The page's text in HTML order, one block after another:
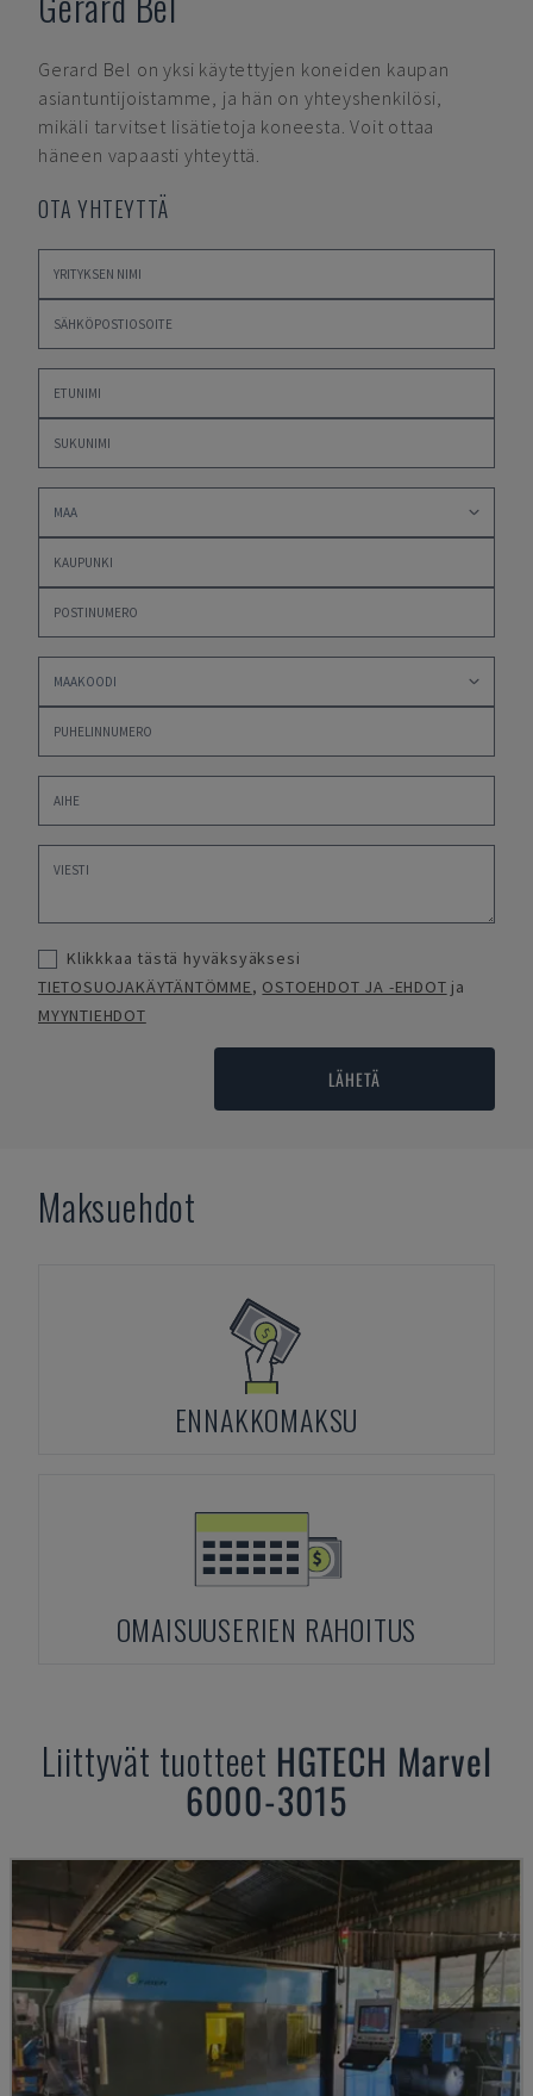
Gerard Bel on yksi käytettyjen koneiden kaupan
asiantuntijoistamme, ja hän on yhteyshenkilösi,
mikäli tarvitset lisätietoja koneesta. Voit ottaa
häneen vapaasti yhteyttä.
OTA YHTEYTTÄ
Klikkkaa tästä hyväksyäksesi
TIETOSUOJAKÄYTÄNTÖMME, OSTOEHDOT JA -EHDOT ja
MYYNTIEHDOT
LÄHETÄ
Maksuehdot
ENNAKKOMAKSU
OMAISUUSERIEN RAHOITUS
Liittyvät tuotteet HGTECH Marvel
6000-3015